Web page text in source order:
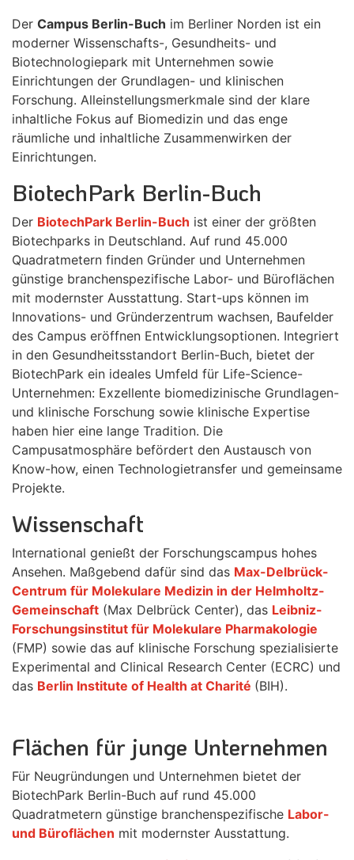
Der Campus Berlin-Buch im Berliner Norden ist ein
moderner Wissenschafts-, Gesundheits- und
Biotechnologiepark mit Unternehmen sowie
Einrichtungen der Grundlagen- und klinischen
Forschung. Alleinstellungsmerkmale sind der klare
inhaltliche Fokus auf Biomedizin und das enge
räumliche und inhaltliche Zusammenwirken der
Einrichtungen.
BiotechPark Berlin-Buch
Der BiotechPark Berlin-Buch ist einer der größten
Biotechparks in Deutschland. Auf rund 45.000
Quadratmetern finden Gründer und Unternehmen
günstige branchenspezifische Labor- und Büroflächen
mit modernster Ausstattung. Start-ups können im
Innovations- und Gründerzentrum wachsen, Baufelder
des Campus eröffnen Entwicklungsoptionen. Integriert
in den Gesundheitsstandort Berlin-Buch, bietet der
BiotechPark ein ideales Umfeld für Life-Science-
Unternehmen: Exzellente biomedizinische Grundlagen-
und klinische Forschung sowie klinische Expertise
haben hier eine lange Tradition. Die
Campusatmosphäre befördert den Austausch von
Know-how, einen Technologietransfer und gemeinsame
Projekte.
Wissenschaft
International genießt der Forschungscampus hohes
Ansehen. Maßgebend dafür sind das Max-Delbrück-
Centrum für Molekulare Medizin in der Helmholtz-
Gemeinschaft (Max Delbrück Center), das Leibniz-
Forschungsinstitut für Molekulare Pharmakologie
(FMP) sowie das auf klinische Forschung spezialisierte
Experimental and Clinical Research Center (ECRC) und
das Berlin Institute of Health at Charité (BIH).
Flächen für junge Unternehmen
Für Neugründungen und Unternehmen bietet der
BiotechPark Berlin-Buch auf rund 45.000
Quadratmetern günstige branchenspezifische Labor-
und Büroflächen mit modernster Ausstattung.